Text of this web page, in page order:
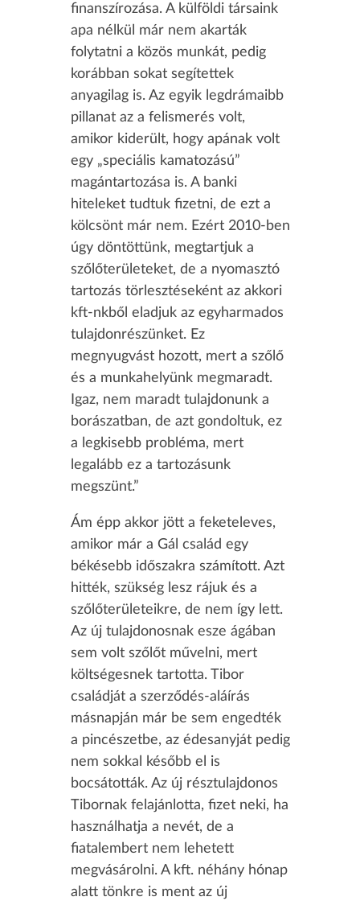
finanszírozása. A külföldi társaink
apa nélkül már nem akarták
folytatni a közös munkát, pedig
korábban sokat segítettek
anyagilag is. Az egyik legdrámaibb
pillanat az a felismerés volt,
amikor kiderült, hogy apának volt
egy „speciális kamatozású”
magántartozása is. A banki
hiteleket tudtuk fizetni, de ezt a
kölcsönt már nem. Ezért 2010-ben
úgy döntöttünk, megtartjuk a
szőlőterületeket, de a nyomasztó
tartozás törlesztéseként az akkori
kft-nkből eladjuk az egyharmados
tulajdonrészünket. Ez
megnyugvást hozott, mert a szőlő
és a munkahelyünk megmaradt.
Igaz, nem maradt tulajdonunk a
borászatban, de azt gondoltuk, ez
a legkisebb probléma, mert
legalább ez a tartozásunk
megszünt.”
Ám épp akkor jött a feketeleves,
amikor már a Gál család egy
békésebb időszakra számított. Azt
hitték, szükség lesz rájuk és a
szőlőterületeikre, de nem így lett.
Az új tulajdonosnak esze ágában
sem volt szőlőt művelni, mert
költségesnek tartotta. Tibor
családját a szerződés-aláírás
másnapján már be sem engedték
a pincészetbe, az édesanyját pedig
nem sokkal később el is
bocsátották. Az új résztulajdonos
Tibornak felajánlotta, fizet neki, ha
használhatja a nevét, de a
fiatalembert nem lehetett
megvásárolni. A kft. néhány hónap
alatt tönkre is ment az új